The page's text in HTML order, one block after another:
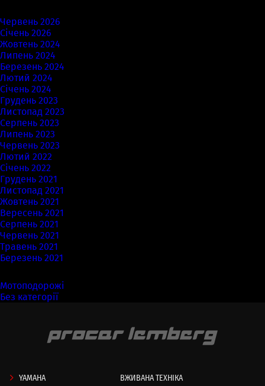
Червень 2026
Січень 2026
Жовтень 2024
Липень 2024
Березень 2024
Лютий 2024
Січень 2024
Грудень 2023
Листопад 2023
Серпень 2023
Липень 2023
Червень 2023
Лютий 2022
Січень 2022
Грудень 2021
Листопад 2021
Жовтень 2021
Вересень 2021
Серпень 2021
Червень 2021
Травень 2021
Березень 2021
Мотоподорожі
Без категорії
YAMAHA
ВЖИВАНА ТЕХНІКА